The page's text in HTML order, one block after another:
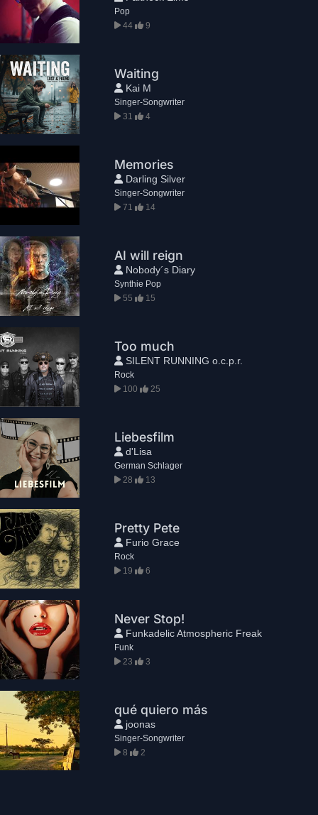
Pop
44
9
Waiting
Kai M
Singer-Songwriter
31
4
Memories
Darling Silver
Singer-Songwriter
71
14
AI will reign
Nobody´s Diary
Synthie Pop
55
15
Too much
SILENT RUNNING o.c.p.r.
Rock
100
25
Liebesfilm
d'Lisa
German Schlager
28
13
Pretty Pete
Furio Grace
Rock
19
6
Never Stop!
Funkadelic Atmospheric Freak
Funk
23
3
qué quiero más
joonas
Singer-Songwriter
8
2